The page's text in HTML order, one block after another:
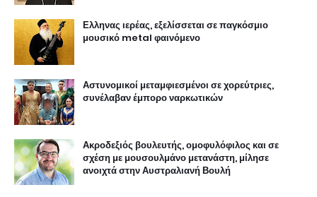
Ελληνας ιερέας, εξελίσσεται σε παγκόσμιο
μουσικό metal φαινόμενο
Αστυνομικοί μεταμφιεσμένοι σε χορεύτριες,
συνέλαβαν έμπορο ναρκωτικών
Ακροδεξιός βουλευτής, ομοφυλόφιλος και σε
σχέση με μουσουλμάνο μετανάστη, μίλησε
ανοιχτά στην Αυστραλιανή Βουλή